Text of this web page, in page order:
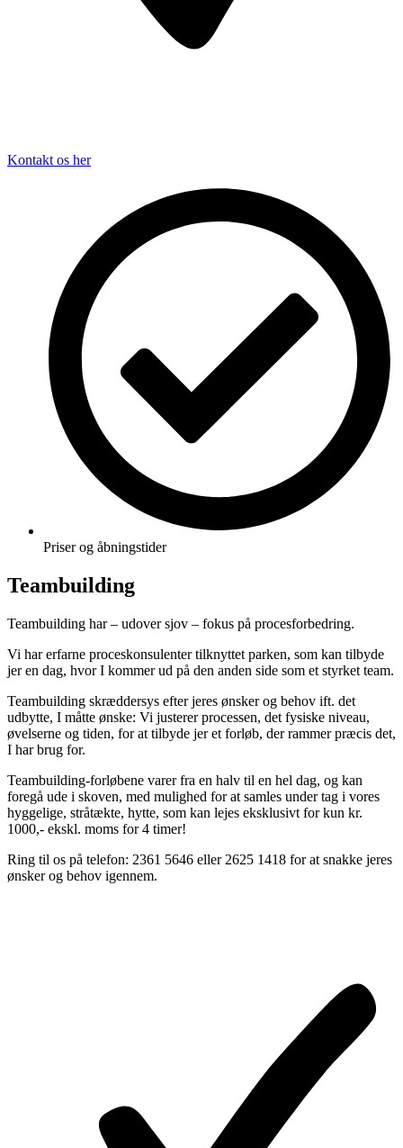
Kontakt os her
Priser og åbningstider
Teambuilding
Teambuilding har – udover sjov – fokus på procesforbedring.
Vi har erfarne proceskonsulenter tilknyttet parken, som kan tilbyde
jer en dag, hvor I kommer ud på den anden side som et styrket team.
Teambuilding skræddersys efter jeres ønsker og behov ift. det
udbytte, I måtte ønske: Vi justerer processen, det fysiske niveau,
øvelserne og tiden, for at tilbyde jer et forløb, der rammer præcis det,
I har brug for.
Teambuilding-forløbene varer fra en halv til en hel dag, og kan
foregå ude i skoven, med mulighed for at samles under tag i vores
hyggelige, stråtækte, hytte, som kan lejes eksklusivt for kun kr.
1000,- ekskl. moms for 4 timer!
Ring til os på telefon: 2361 5646 eller 2625 1418 for at snakke jeres
ønsker og behov igennem.